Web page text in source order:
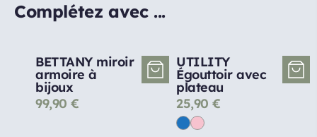
Complétez avec ...
BETTANY miroir
armoire à
bijoux
99,90 €
UTILITY
Égouttoir avec
plateau
25,90 €